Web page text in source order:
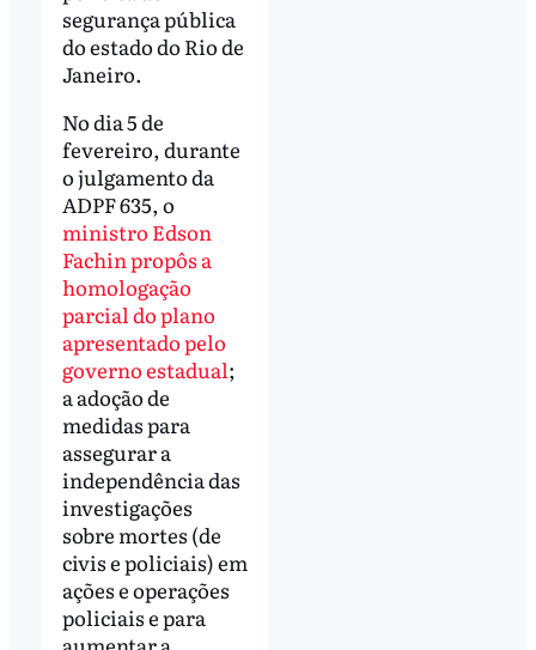
segurança pública
do estado do Rio de
Janeiro.
No dia 5 de
fevereiro, durante
o julgamento da
ADPF 635, o
ministro Edson
Fachin propôs a
homologação
parcial do plano
apresentado pelo
governo estadual;
a adoção de
medidas para
assegurar a
independência das
investigações
sobre mortes (de
civis e policiais) em
ações e operações
policiais e para